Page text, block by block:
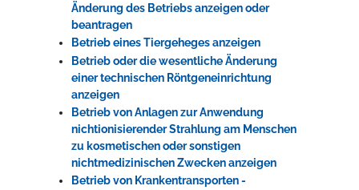
Änderung des Betriebs anzeigen oder
beantragen
Betrieb eines Tiergeheges anzeigen
Betrieb oder die wesentliche Änderung
einer technischen Röntgeneinrichtung
anzeigen
Betrieb von Anlagen zur Anwendung
nichtionisierender Strahlung am Menschen
zu kosmetischen oder sonstigen
nichtmedizinischen Zwecken anzeigen
Betrieb von Krankentransporten -